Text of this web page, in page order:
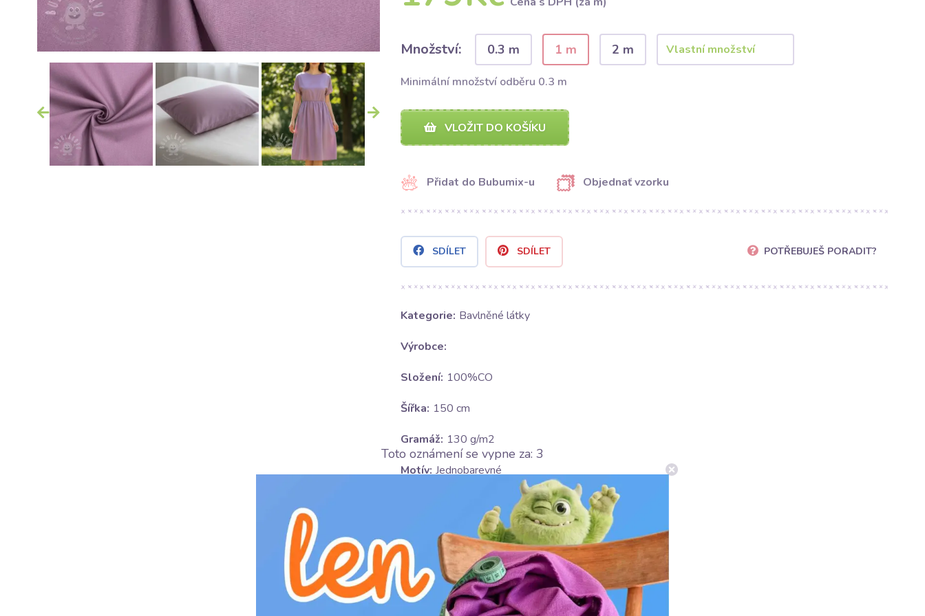
Množství: 0.3 m 1 m 2 m
Minimální množství odběru 0.3 m
VLOŽIT DO KOŠÍKU
Přidat do Bubumix-u Objednať vzorku
SDÍLET SDÍLET POTŘEBUJEŠ PORADIT?
Kategorie: Bavlněné látky
Výrobce:
Složení: 100%CO
Šířka: 150 cm
Gramáž: 130 g/m2
Motív: Jednobarevné
OEKO-TEX Standard 100 class I.
růžová
Ošetrování:
E žehlit na středním stupni (150°C)
Toto oznámení se vypne za: 2